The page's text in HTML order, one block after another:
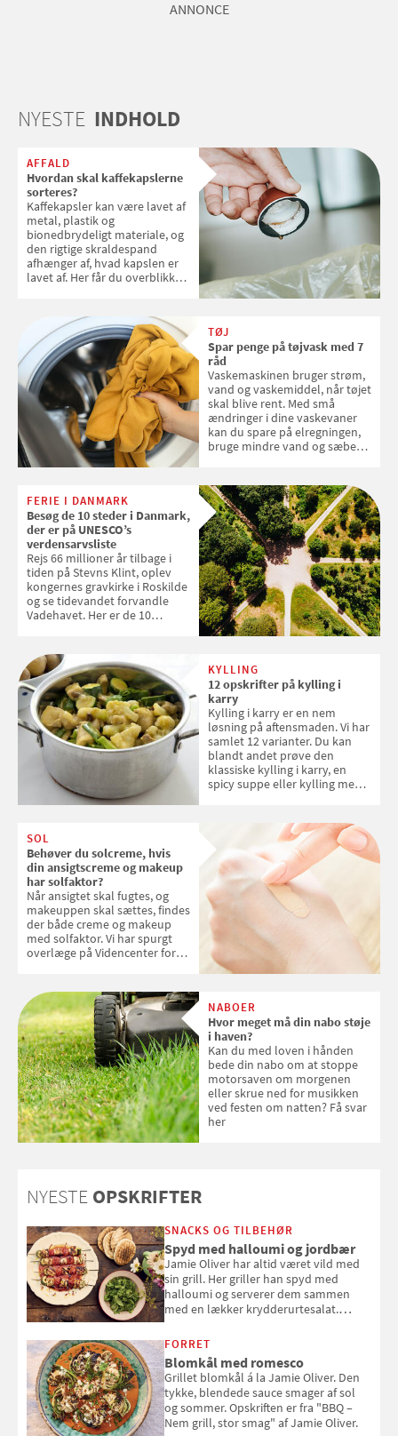
ANNONCE
NYESTE INDHOLD
AFFALD
Hvordan skal kaffekapslerne
sorteres?
Kaffekapsler kan være lavet af
metal, plastik og
bionedbrydeligt materiale, og
den rigtige skraldespand
afhænger af, hvad kapslen er
lavet af. Her får du overblikket
TØJ
Spar penge på tøjvask med 7
råd
Vaskemaskinen bruger strøm,
vand og vaskemiddel, når tøjet
skal blive rent. Med små
ændringer i dine vaskevaner
kan du spare på elregningen,
bruge mindre vand og sæbe
enkle råd til at spare penge på
tøjvasken
FERIE I DANMARK
Besøg de 10 steder i Danmark,
der er på UNESCO’s
verdensarvsliste
Rejs 66 millioner år tilbage i
tiden på Stevns Klint, oplev
kongernes gravkirke i Roskilde
og se tidevandet forvandle
Vadehavet. Her er de 10
KYLLING
12 opskrifter på kylling i
karry
Kylling i karry er en nem
løsning på aftensmaden. Vi har
samlet 12 varianter. Du kan
blandt andet prøve den
klassiske kylling i karry, en
spicy suppe eller kylling med
SOL
Behøver du solcreme, hvis
din ansigtscreme og makeup
har solfaktor?
Når ansigtet skal fugtes, og
makeuppen skal sættes, findes
der både creme og makeup
med solfaktor. Vi har spurgt
overlæge på Videncenter for
med SPF kan erstatte
solcreme, når man bevæger
sig ud i solen
NABOER
Hvor meget må din nabo støje
i haven?
Kan du med loven i hånden
bede din nabo om at stoppe
motorsaven om morgenen
eller skrue ned for musikken
ved festen om natten? Få svar
her
NYESTE OPSKRIFTER
SNACKS OG TILBEHØR
Spyd med halloumi og jordbær
Jamie Oliver har altid været vild med
sin grill. Her griller han spyd med
halloumi og serverer dem sammen
med en lækker krydderurtesalat.
smag" af Jamie Oliver.
FORRET
Blomkål med romesco
Grillet blomkål á la Jamie Oliver. Den
tykke, blendede sauce smager af sol
og sommer. Opskriften er fra "BBQ –
Nem grill, stor smag" af Jamie Oliver.